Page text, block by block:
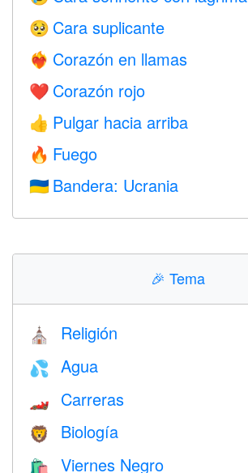
🥺 Cara suplicante
❤️‍🔥 Corazón en llamas
❤️ Corazón rojo
👍 Pulgar hacia arriba
🔥 Fuego
🇺🇦 Bandera: Ucrania
🎉 Tema
⛪️ Religión
💦 Agua
🏎 Carreras
🦁 Biología
🛍 Viernes Negro